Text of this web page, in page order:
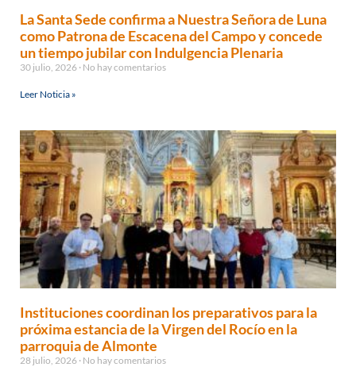
La Santa Sede confirma a Nuestra Señora de Luna
como Patrona de Escacena del Campo y concede
un tiempo jubilar con Indulgencia Plenaria
30 julio, 2026 No hay comentarios
Leer Noticia »
Instituciones coordinan los preparativos para la
próxima estancia de la Virgen del Rocío en la
parroquia de Almonte
28 julio, 2026 No hay comentarios